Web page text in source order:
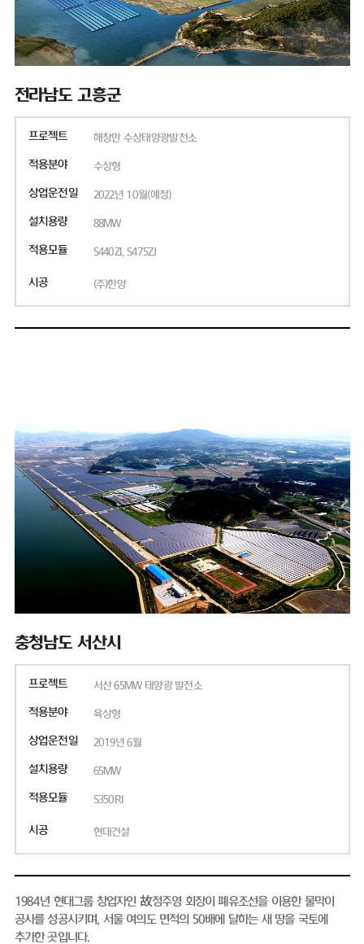
전라남도 고흥군
프로젝트 해창만 수상태양광발전소
적용분야 수상형
상업운전일 2022년 10월(예정)
설치용량 88MW
적용모듈 S440ZI, S475ZJ
시공 (주)한양
충청남도 서산시
프로젝트 서산 65MW 태양광 발전소
적용분야 육상형
상업운전일 2019년 6월
설치용량 65MW
적용모듈 S350RI
시공 현대건설
1984년 현대그룹 창업자인 故정주영 회장이 폐유조선을 이용한 물막이
공사를 성공시키며, 서울 여의도 면적의 50배에 달하는 새 땅을 국토에
추가한 곳입니다.